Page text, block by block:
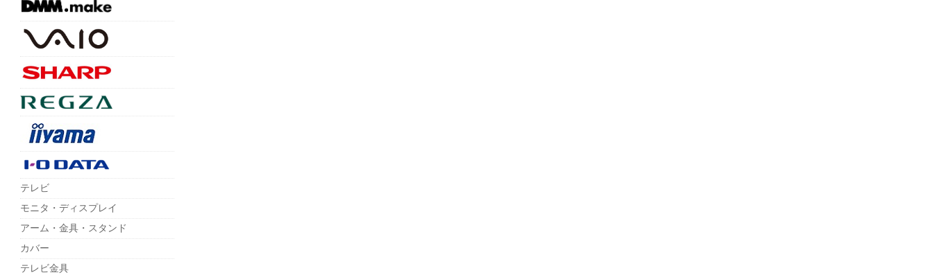
テレビ
モニタ・ディスプレイ
アーム・金具・スタンド
カバー
テレビ金具